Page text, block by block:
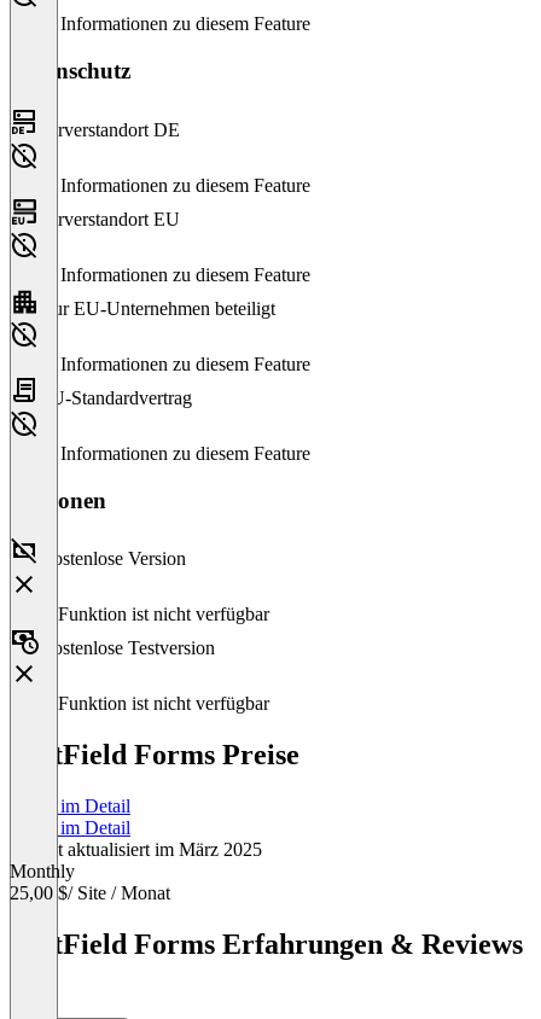
Keine Informationen zu diesem Feature
Datenschutz
Serverstandort DE
Keine Informationen zu diesem Feature
Serverstandort EU
Keine Informationen zu diesem Feature
Nur EU-Unternehmen beteiligt
Keine Informationen zu diesem Feature
EU-Standardvertrag
Keine Informationen zu diesem Feature
Versionen
Kostenlose Version
Diese Funktion ist nicht verfügbar
Kostenlose Testversion
Diese Funktion ist nicht verfügbar
FastField Forms Preise
Preise im Detail
Preise im Detail
Zuletzt aktualisiert im März 2025
Monthly
25,00 $/ Site / Monat
FastField Forms Erfahrungen & Reviews